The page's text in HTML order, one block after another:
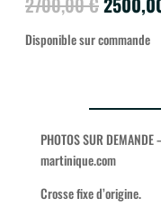
initial
Disponible sur commande
PHOTOS SUR
martinique.com
Crosse fixe d’origine.